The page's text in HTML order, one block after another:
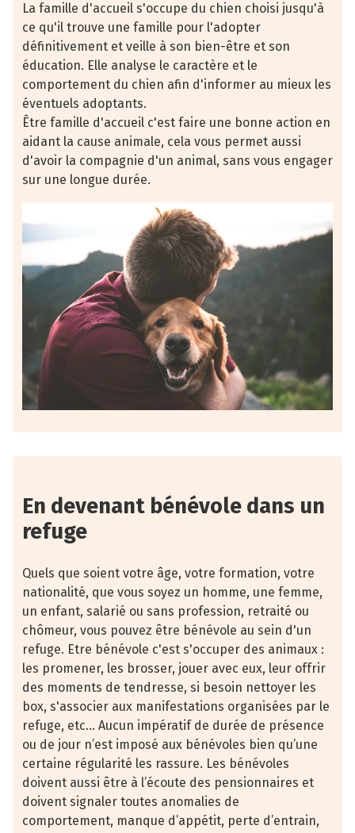
La famille d'accueil s'occupe du chien choisi jusqu'à
ce qu'il trouve une famille pour l'adopter
définitivement et veille à son bien-être et son
éducation. Elle analyse le caractère et le
comportement du chien afin d'informer au mieux les
éventuels adoptants.
Être famille d'accueil c'est faire une bonne action en
aidant la cause animale, cela vous permet aussi
d'avoir la compagnie d'un animal, sans vous engager
sur une longue durée.
En devenant bénévole dans un
refuge
Quels que soient votre âge, votre formation, votre
nationalité, que vous soyez un homme, une femme,
un enfant, salarié ou sans profession, retraité ou
chômeur, vous pouvez être bénévole au sein d'un
refuge. Etre bénévole c'est s'occuper des animaux :
les promener, les brosser, jouer avec eux, leur offrir
des moments de tendresse, si besoin nettoyer les
box, s'associer aux manifestations organisées par le
refuge, etc... Aucun impératif de durée de présence
ou de jour n’est imposé aux bénévoles bien qu’une
certaine régularité les rassure. Les bénévoles
doivent aussi être à l’écoute des pensionnaires et
doivent signaler toutes anomalies de
comportement, manque d’appétit, perte d’entrain,